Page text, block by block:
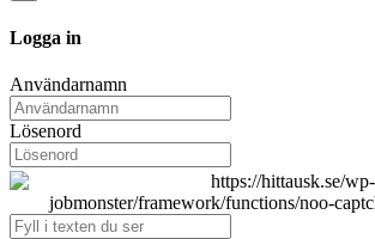
Logga in
Användarnamn
Lösenord